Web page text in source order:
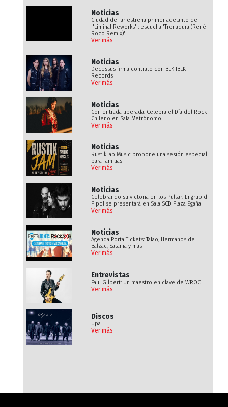
Noticias
Ciudad de Tar estrena primer adelanto de
''Liminal Reworks'': escucha 'Tronadura (René
Roco Remix)'
Ver más
Noticias
Decessus firma contrato con BLKIIBLK
Records
Ver más
Noticias
Con entrada liberada: Celebra el Día del Rock
Chileno en Sala Metrónomo
Ver más
Noticias
RustikLab Music propone una sesión especial
para familias
Ver más
Noticias
Celebrando su victoria en los Pulsar: Engrupid
Pipol se presentará en Sala SCD Plaza Egaña
Ver más
Noticias
Agenda PortalTickets: Talao, Hermanos de
Balzac, Satania y más
Ver más
Entrevistas
Paul Gilbert: Un maestro en clave de WROC
Ver más
Discos
Upa+
Ver más